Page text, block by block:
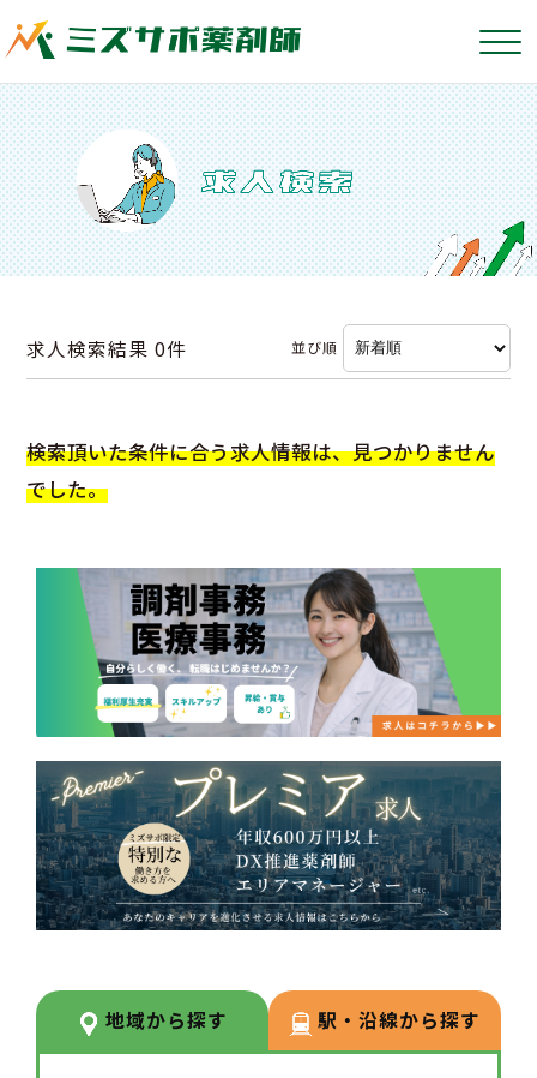
求人検索結果0件 並び順
検索頂いた条件に合う求人情報は、見つかりません
でした。
地域から探す 駅・沿線から探す